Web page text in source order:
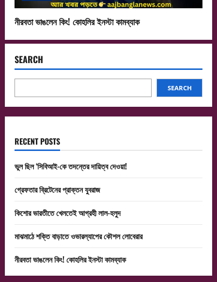
নীরবতা ভাঙলেন কিং! কোহলির ইনস্টা কামব্যাক
SEARCH
SEARCH
RECENT POSTS
ভুল ছিল ‘সিবিআই-কে তদন্তের দায়িত্ব দেওয়া!
গ্রেফতার ব্রিটেনের প্রাক্তন যুবরাজ
কিশোর ভারতীতে খেলতেই আগ্রহী লাল-হলুদ
মাঝমাঠে শক্তি বাড়াতে ওভারল্যাপের কৌশল লোবেরার
নীরবতা ভাঙলেন কিং! কোহলির ইনস্টা কামব্যাক